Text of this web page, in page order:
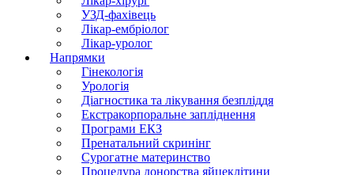
УЗД-фахівець
Лікар-ембріолог
Лікар-уролог
Напрямки
Гінекологія
Урологія
Діагностика та лікування безпліддя
Екстракорпоральне запліднення
Програми ЕКЗ
Пренатальний скринінг
Сурогатне материнство
Процедура донорства яйцеклітини